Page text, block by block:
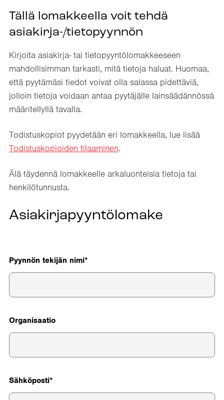
Tällä lomakkeella voit tehdä
asiakirja-/tietopyynnön
Kirjoita asiakirja- tai tietopyyntölomakkeeseen
mahdollisimman tarkasti, mitä tietoja haluat. Huomaa,
että pyytämäsi tiedot voivat olla salassa pidettäviä,
jolloin tietoja voidaan antaa pyytäjälle lainsäädännössä
määritellyllä tavalla.
Todistuskopiot pyydetään eri lomakkeella, lue lisää
Todistuskopioiden tilaaminen.
Älä täydennä lomakkeelle arkaluonteisia tietoja tai
henkilötunnusta.
Asiakirjapyyntölomake
Pyynnön tekijän nimi
Organisaatio
Sähköposti